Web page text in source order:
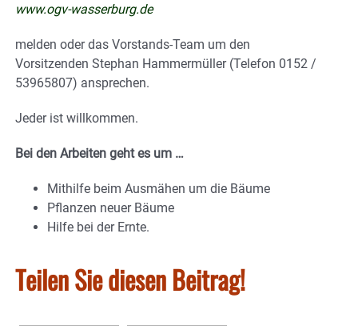
www.ogv-wasserburg.de
melden oder das Vorstands-Team um den
Vorsitzenden Stephan Hammermüller (Telefon 0152 /
53965807) ansprechen.
Jeder ist willkommen.
Bei den Arbeiten geht es um …
Mithilfe beim Ausmähen um die Bäume
Pflanzen neuer Bäume
Hilfe bei der Ernte.
Teilen Sie diesen Beitrag!